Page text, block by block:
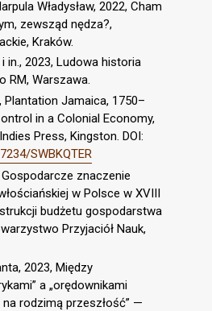
Władysław, 2022, Cham
zewsząd nędza?,
Kraków.
in., 2023, Ludowa historia
RM, Warszawa.
Plantation Jamaica, 1750–
in a Colonial Economy,
Press, Kingston. DOI:
SWBKQTER
znaczenie
w Polsce w XVIII
budżetu gospodarstwa
Przyjaciół Nauk,
2023, Między
a „orędownikami
rodzimą przeszłość” —